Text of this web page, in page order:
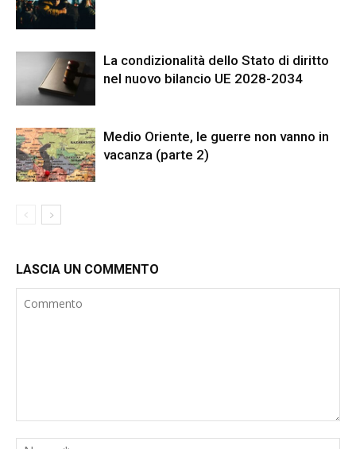
La condizionalità dello Stato di diritto
nel nuovo bilancio UE 2028-2034
Medio Oriente, le guerre non vanno in
vacanza (parte 2)
LASCIA UN COMMENTO